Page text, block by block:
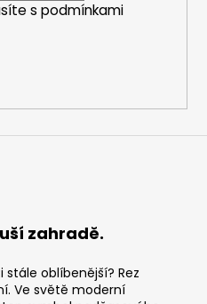
s podmínkami
zahradě.
stále oblíbenější? Rez
Ve světě moderní